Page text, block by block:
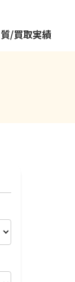
質/買取実績